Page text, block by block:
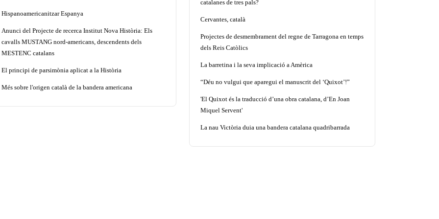
Hispanoamericanitzar Espanya
Anunci del Projecte de recerca Institut Nova Història: Els
cavalls MUSTANG nord-americans, descendents dels
MESTENC catalans
El principi de parsimònia aplicat a la Història
Més sobre l'origen català de la bandera americana
catalanes de tres pals?
Cervantes, català
Projectes de desmembrament del regne de Tarragona en temps
dels Reis Catòlics
La barretina i la seva implicació a Amèrica
“Déu no vulgui que aparegui el manuscrit del ‘Quixot’!”
'El Quixot és la traducció d’una obra catalana, d’En Joan
Miquel Servent'
La nau Victòria duia una bandera catalana quadribarrada